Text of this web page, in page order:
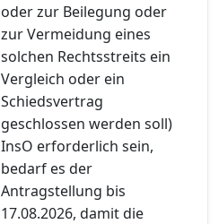
oder zur Beilegung oder
zur Vermeidung eines
solchen Rechtsstreits ein
Vergleich oder ein
Schiedsvertrag
geschlossen werden soll)
InsO erforderlich sein,
bedarf es der
Antragstellung bis
17.08.2026, damit die